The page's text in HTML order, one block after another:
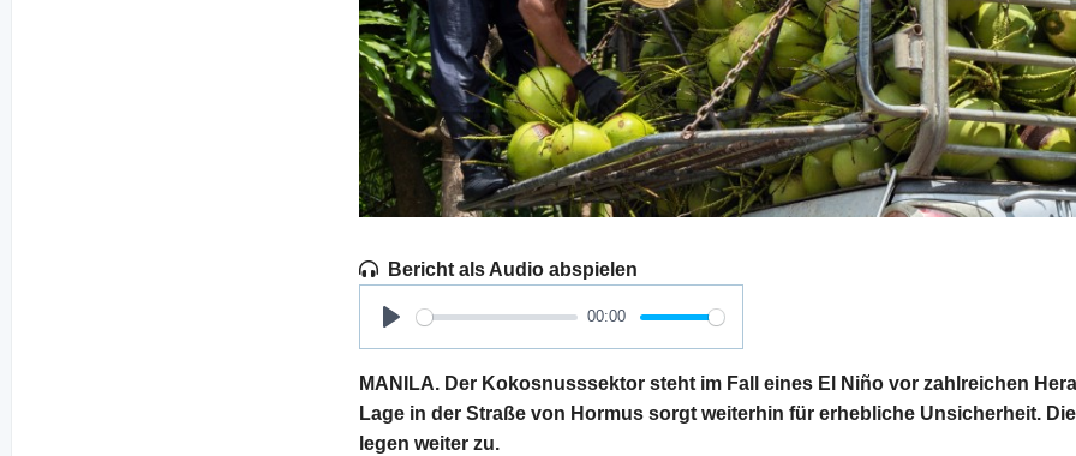
Bericht als Audio abspielen
Play
00:00
MANILA. Der Kokosnusssektor steht im Fall eines El Niño vor zahlreichen
Lage in der Straße von Hormus sorgt weiterhin für erhebliche Unsicherheit.
legen weiter zu.